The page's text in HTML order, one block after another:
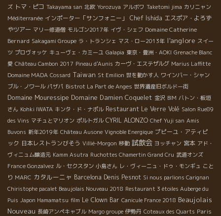
ズ トマ・ピコ Takayama san 北欧 Yorozuya アルボワ Taketomi jima カリニャン
Méditerranée インポーター「サンフォニー」 Chef Ishida エスポア・よろず
やツアー マリー修道僧 モルゴン2017年 イヴ・シェフ Domaine Catherine
Bernard Sakagami Groupe ラ・トランシェ マス・ロー2013年 l'anglore スイー
ツ プロヴォッケ キューヴェ・カミーユ Galapia 東京・豊洲・AOKI Grenache Blanc
愛 Château Cambon 2017 Pineau d'Aunis カーヴ・エステザルグ Marius Laffitte
Domaine MADA Cossard Taiwan St Emilion 世を動かす人 ワインバー・シャン
ブル・ノワール パザパ Bistrot La Part de Anges 世界遺産旧ボルドー街
Domaine Mouressipe Domaine Damien Coquelet 金沢 BIM バトン・板垣
さん Kohki IWATA キンタ・ド・ナポル Restaurant Le Verre Volé Salon Rue89
des Vins マチュとマリオン ポルトガル CYRIL ALONZO Chef Yuji san Amis
Buvons 新年2019年 Château Ausone Vignoble Energique プピーユ・アティピ
ック 日本レストランびそう Villié-Morgon 移動 試飲会 ヨッチャン 宮本 アド・
ヴィニュム醸造元 Kamm Asutra Ruchottes Chamertin Grand Cru 武道オンズ
France Gonzalvez ル・セクスタン 小島さん レ・ヴィーニュ・ドゥ・モンギュ こと
り MARC カタルーニャ Barcelona Denis Pesnot Si nous parlions Carignan
Chiristophe pacalet Beaujolais Nouveau 2018 Restaurant 3 étoiles Auberge du
Puis Japon Hamamatsu film Le Clown Bar Canicule France 2018 Beaujolais
Nouveau 長崎アンペキャブル Margo groupe 伊勢丹 Coteaux des Quarts Paris